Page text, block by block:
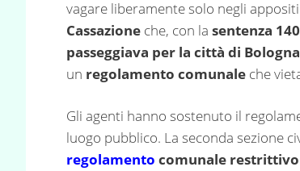
vagare liberamente solo negli
Cassazione che, con la sentenza
passeggiava per la città di
un regolamento comunale che
Gli agenti hanno sostenuto il
luogo pubblico. La seconda sezione
regolamento comunale